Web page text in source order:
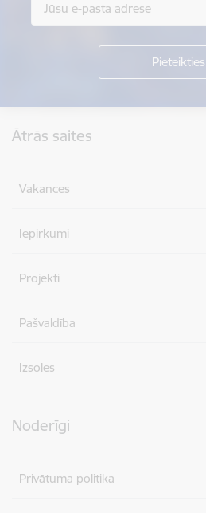
Ātrās saites
Vakances
Iepirkumi
Projekti
Pašvaldība
Izsoles
Noderīgi
Privātuma politika